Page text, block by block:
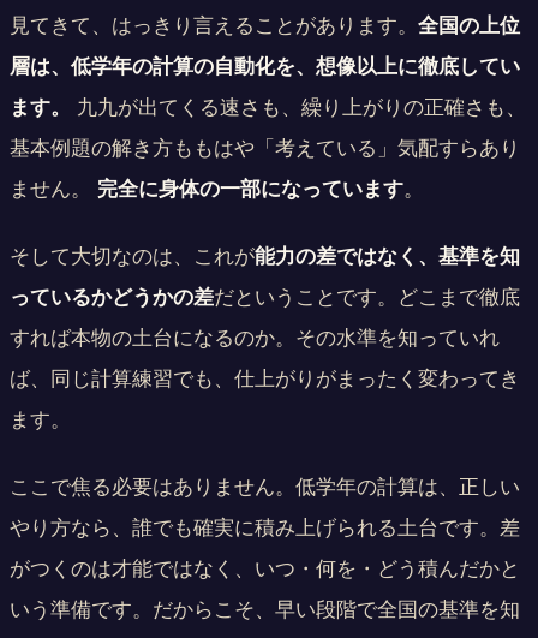
見てきて、はっきり言えることがあります。 全国の上位
層は、低学年の計算の自動化を、想像以上に徹底してい
ます。
九九が出てくる速さも、繰り上がりの正確さも、
基本例題の解き方ももはや「考えている」気配すらあり
ません。 完全に身体の一部になっています。
そして大切なのは、これが能力の差ではなく、基準を知
っているかどうかの差だということです。どこまで徹底
すれば本物の土台になるのか。その水準を知っていれ
ば、同じ計算練習でも、仕上がりがまったく変わってき
ます。
ここで焦る必要はありません。低学年の計算は、正しい
やり方なら、誰でも確実に積み上げられる土台です。差
がつくのは才能ではなく、いつ・何を・どう積んだかと
いう準備です。だからこそ、早い段階で全国の基準を知